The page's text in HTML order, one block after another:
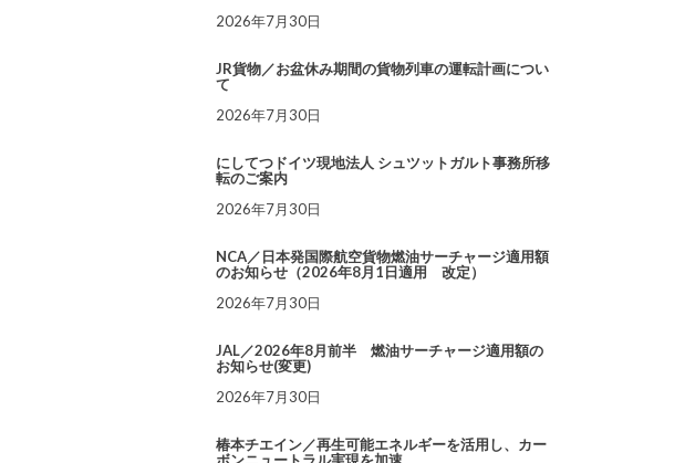
2026年7月30日
JR貨物／お盆休み期間の貨物列車の運転計画につい
て
2026年7月30日
にしてつドイツ現地法人 シュツットガルト事務所移
転のご案内
2026年7月30日
NCA／日本発国際航空貨物燃油サーチャージ適用額
のお知らせ（2026年8月1日適用 改定）
2026年7月30日
JAL／2026年8月前半 燃油サーチャージ適用額の
お知らせ(変更)
2026年7月30日
椿本チエイン／再生可能エネルギーを活用し、カー
ボンニュートラル実現を加速